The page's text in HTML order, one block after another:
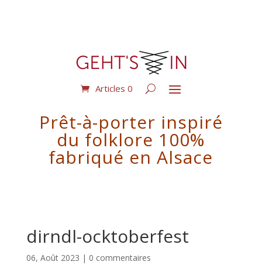
Articles 0
Prêt-à-porter inspiré
du folklore 100%
fabriqué en Alsace
dirndl-ocktoberfest
06, Août 2023 | 0 commentaires